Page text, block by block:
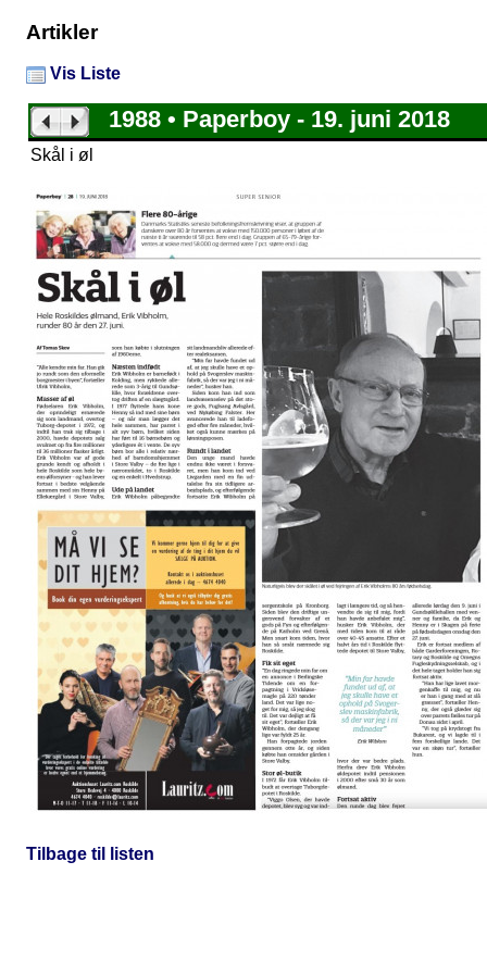
Artikler
Vis Liste
1988 • Paperboy - 19. juni 2018
Skål i øl
Tilbage til listen